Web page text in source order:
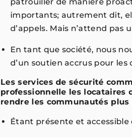
importants; autrement dit,
d’appels. Mais n’attend pas
En tant que société, nous
d’un soutien accrus pour
Les services de sécurité
professionnelle les locataires
rendre les communautés plus
Étant présente et